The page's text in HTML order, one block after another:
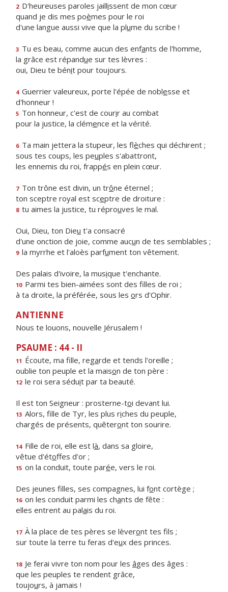
2 D'heureuses paroles jaillissent de mon cœur
quand je dis mes poèmes pour le roi
d'une langue aussi vive que la plume du scribe !
3 Tu es beau, comme aucun des enfants de l'homme,
la grâce est répandue sur tes lèvres :
oui, Dieu te bénit pour toujours.
4 Guerrier valeureux, porte l'épée de noblesse et
d'honneur !
5 Ton honneur, c'est de courir au combat
pour la justice, la clémence et la vérité.
6 Ta main jettera la stupeur, les flèches qui déchirent ;
sous tes coups, les peuples s'abattront,
les ennemis du roi, frappés en plein cœur.
7 Ton trône est divin, un trône éternel ;
ton sceptre royal est sceptre de droiture :
8 tu aimes la justice, tu réprouves le mal.
Oui, Dieu, ton Dieu t'a consacré
d'une onction de joie, comme aucun de tes semblables ;
9 la myrrhe et l'aloès parfument ton vêtement.
Des palais d'ivoire, la musique t'enchante.
10 Parmi tes bien-aimées sont des flles de roi ;
à ta droite, la préférée, sous les ors d'Ophir.
ANTIENNE
Nous te louons, nouvelle Jérusalem !
PSAUME : 44 - II
11 Écoute, ma fille, regarde et tends l'oreille ;
oublie ton peuple et la maison de ton père :
12 le roi sera séduit par ta beauté.
Il est ton Seigneur : prosterne-toi devant lui.
13 Alors, fille de Tyr, les plus riches du peuple,
chargés de présents, quêteront ton sourire.
14 Fille de roi, elle est là, dans sa gloire,
vêtue d'étoffes d'or ;
15 on la conduit, toute parée, vers le roi.
Des jeunes filles, ses compagnes, lui font cortège ;
16 on les conduit parmi les chants de fête :
elles entrent au palais du roi.
17 À la place de tes pères se lèveront tes fils ;
sur toute la terre tu feras d'eux des princes.
18 Je ferai vivre ton nom pour les âges des âges :
que les peuples te rendent grâce,
toujours, à jamais !